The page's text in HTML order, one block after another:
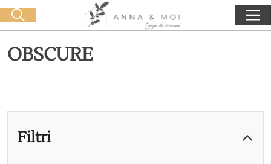
Consegna gratuita a partire da 60€ di acquisto 0,00€
OBSCURE
Filtri